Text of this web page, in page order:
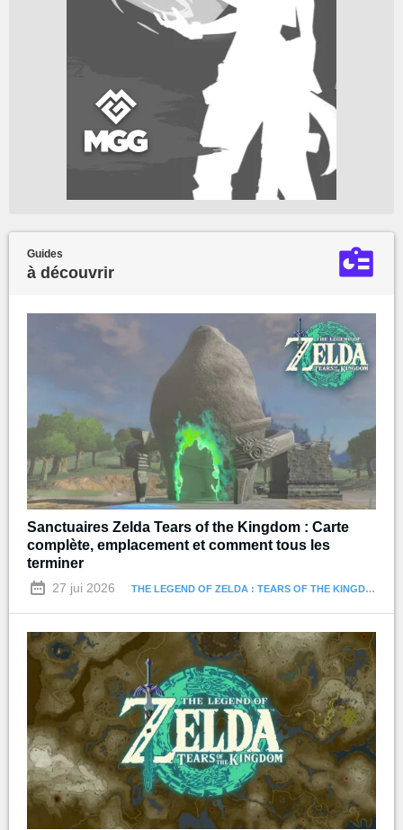
Guides
à découvrir
Sanctuaires Zelda Tears of the Kingdom : Carte
complète, emplacement et comment tous les
terminer
27 jui 2026 THE LEGEND OF ZELDA : TEARS OF THE KINGDOM